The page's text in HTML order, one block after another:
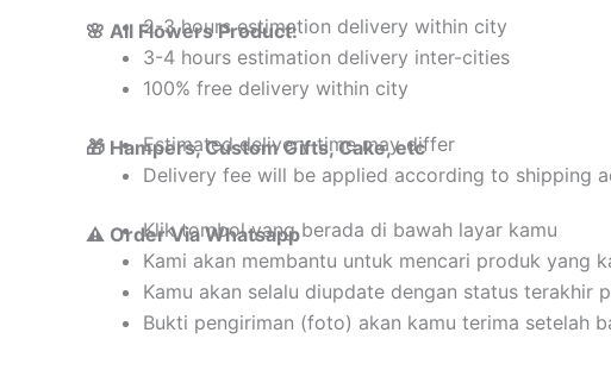
🌸 All Flowers Product:
2-3 hours estimation delivery within city
3-4 hours estimation delivery inter-cities
100% free delivery within city
🎁 Hampers, Custom Gifts, Cake, etc
Estimated delivery time may differ
Delivery fee will be applied according to shipping
⚠️ Order Via Whatsapp
Klik tombol yang berada di bawah layar kamu
Kami akan membantu untuk mencari produk yang
Kamu akan selalu diupdate dengan status terakhir
Bukti pengiriman (foto) akan kamu terima setelah